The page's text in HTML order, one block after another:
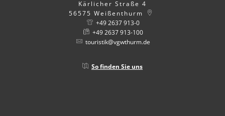
Kärlicher Straße 4
56575 Weißenthurm
+49 2637 913-0
+49 2637 913-100
touristik@vgwthurm.de
So finden Sie uns